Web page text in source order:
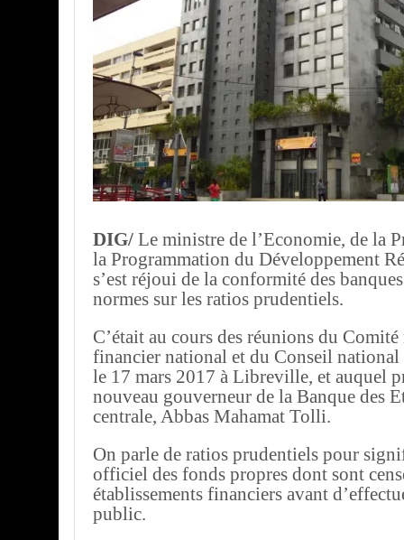
DIG/ Le ministre de l’Economie, de la
la Programmation du Développement
s’est réjoui de la conformité des
normes sur les ratios prudentiels.
C’était au cours des réunions du
financier national et du Conseil national
le 17 mars 2017 à Libreville, et auquel
nouveau gouverneur de la Banque des
centrale, Abbas Mahamat Tolli.
On parle de ratios prudentiels pour
officiel des fonds propres dont sont
établissements financiers avant
public.